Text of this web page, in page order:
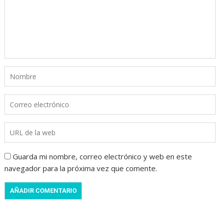
Guarda mi nombre, correo electrónico y web en este
navegador para la próxima vez que comente.